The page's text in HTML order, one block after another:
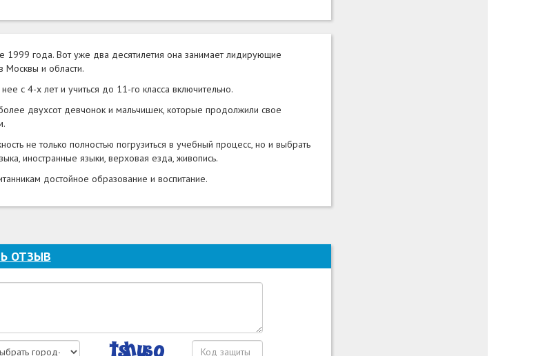
1999 года. Вот уже два десятилетия она занимает лидирующие
Москвы и области.
с 4-х лет и учиться до 11-го класса включительно.
двухсот девчонок и мальчишек, которые продолжили свое
не только полностью погрузиться в учебный процесс, но и выбрать
иностранные языки, верховая езда, живопись.
достойное образование и воспитание.
ОТЗЫВ